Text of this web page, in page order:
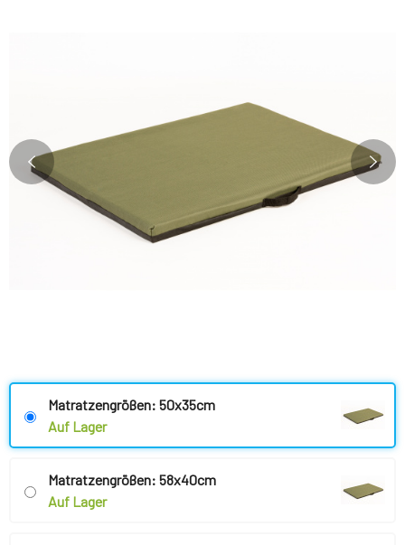
Matratzengrößen: 50x35cm
Auf Lager
Matratzengrößen: 58x40cm
Auf Lager